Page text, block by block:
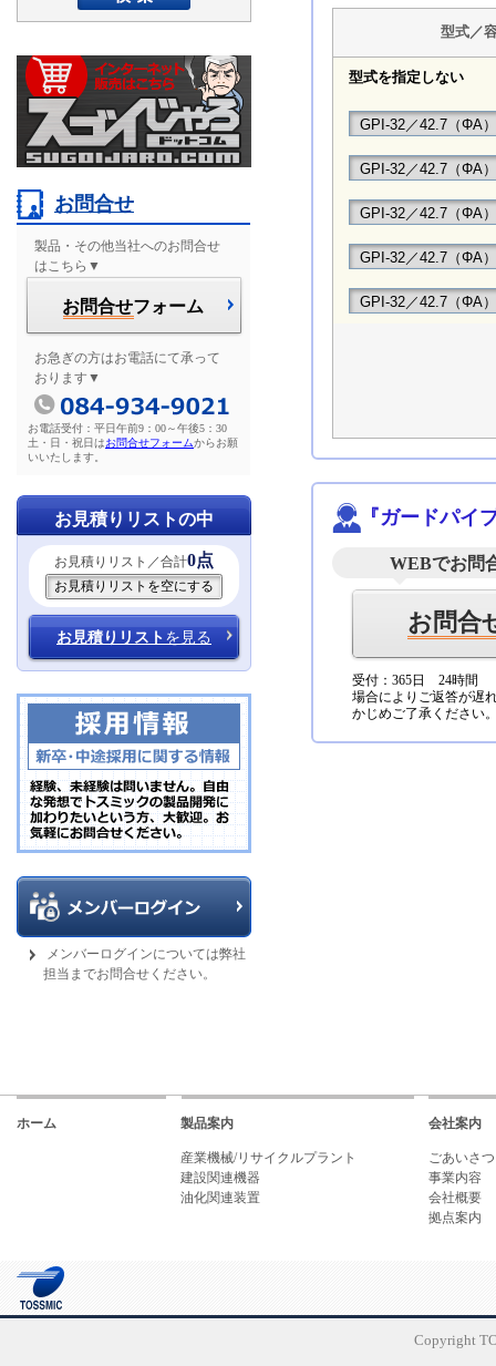
型式／
型式を指定しない
『ガードパイ
WEBでお問
お問合
受付：365日 24時間
場合によりご返答が遅
かじめご了承ください
お問合せ
製品・その他当社へのお問合せ
はこちら▼
お問合せフォーム
お急ぎの方はお電話にて承って
おります▼
お電話受付：平日午前9：00～午後5：30
土・日・祝日はお問合せフォームからお願
いいたします。
お見積りリストの中
お見積りリスト／合計0点
お見積りリスト を見る
メンバーログインについては弊社
担当までお問合せください。
ホーム 製品案内
産業機械/リサイクルプラント
建設関連機器
油化関連装置
会社案内
ごあいさつ
事業内容
会社概要
拠点案内
Copyright